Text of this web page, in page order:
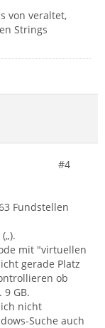
von veraltet,
Strings
#4
Fundstellen
mit "virtuellen
gerade Platz
ob
GB.
nicht
Suche auch